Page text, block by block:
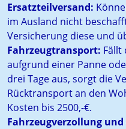
Ersatzteilversand:
im Ausland nicht
Versicherung diese und
Fahrzeugtransport: Fällt
aufgrund einer Panne
drei Tage aus, sorgt die
Rücktransport an den
Kosten bis 2500,-€.
Fahrzeugverzollung